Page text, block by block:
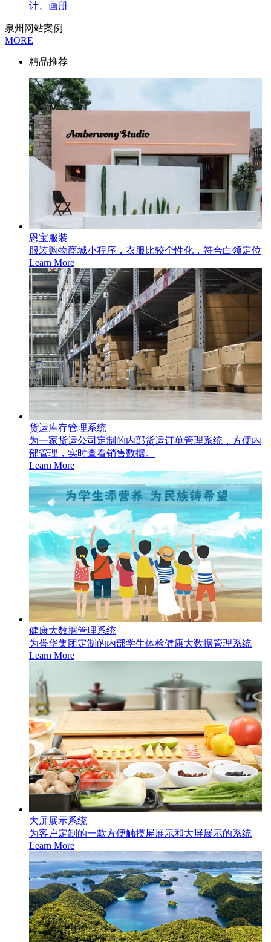
计、画册
泉州网站案例
MORE
精品推荐
恩宝服装
服装购物商城小程序，衣服比较个性化，符合白领定位
Learn More
货运库存管理系统
为一家货运公司定制的内部货运订单管理系统，方便内
部管理，实时查看销售数据。
Learn More
健康大数据管理系统
为誉华集团定制的内部学生体检健康大数据管理系统
Learn More
大屏展示系统
为客户定制的一款方便触摸屏展示和大屏展示的系统
Learn More